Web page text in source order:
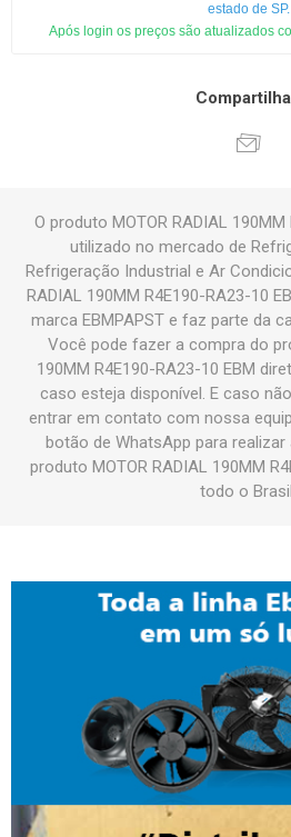
estado de SP.
Após login os preços são atualizados
O produto MOTOR RADIAL
utilizado no mercado de
Refrigeração Industrial e Ar
RADIAL 190MM R4E190-RA23-10
marca EBMPAPST e faz parte da
Você pode fazer a compra do
190MM R4E190-RA23-10 EBM
caso esteja disponível. E caso
entrar em contato com nossa
botão de WhatsApp para
produto MOTOR RADIAL 190MM
todo o